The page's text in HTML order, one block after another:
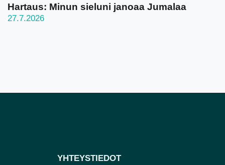
Hartaus: Minun sieluni janoaa Jumalaa
27.7.2026
YHTEYSTIEDOT